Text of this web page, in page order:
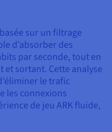
sur un filtrage
d’absorber des
par seconde, tout en
sortant. Cette analyse
le trafic
les connexions
de jeu ARK fluide,